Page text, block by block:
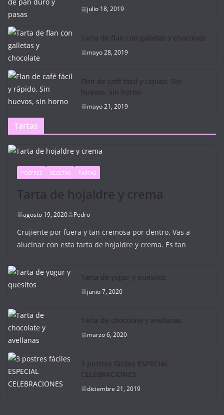
julio 18, 2019
Tarta de flan con galletas y chocolate
mayo 28, 2019
Flan de café fácil y rápido. Sin
huevos, sin horno
mayo 21, 2019
Tartas
POSTRES RECETAS TARTAS
Tarta de hojaldre y crema
agosto 19, 2020 Pedro
Crujiente por fuera y tan cremosa por dentro. Vas a
alucinar con esta tarta de hojaldre y crema. Es tan
Tarta de yogur y quesitos
junio 7, 2020
Tarta de chocolate y avellanas
marzo 6, 2020
3 postres fáciles ESPECIAL
CELEBRACIONES
diciembre 21, 2019